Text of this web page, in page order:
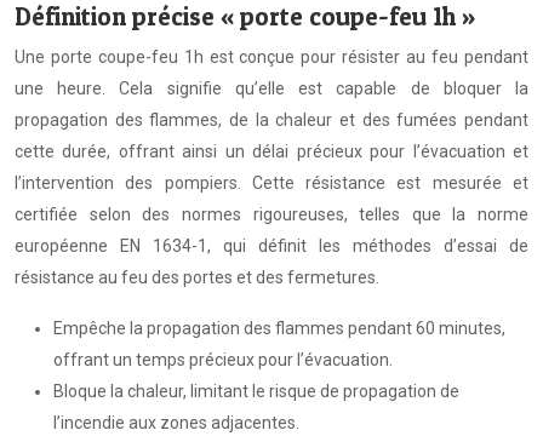
Définition précise « porte coupe-feu 1h »
Une porte coupe-feu 1h est conçue pour résister au feu pendant
une heure. Cela signifie qu’elle est capable de bloquer la
propagation des flammes, de la chaleur et des fumées pendant
cette durée, offrant ainsi un délai précieux pour l’évacuation et
l’intervention des pompiers. Cette résistance est mesurée et
certifiée selon des normes rigoureuses, telles que la norme
européenne EN 1634-1, qui définit les méthodes d’essai de
résistance au feu des portes et des fermetures.
Empêche la propagation des flammes pendant 60 minutes,
offrant un temps précieux pour l’évacuation.
Bloque la chaleur, limitant le risque de propagation de
l’incendie aux zones adjacentes.